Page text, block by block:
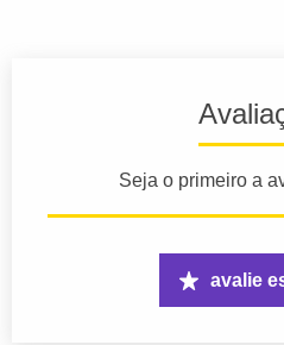
Seja o primeiro a
avalie